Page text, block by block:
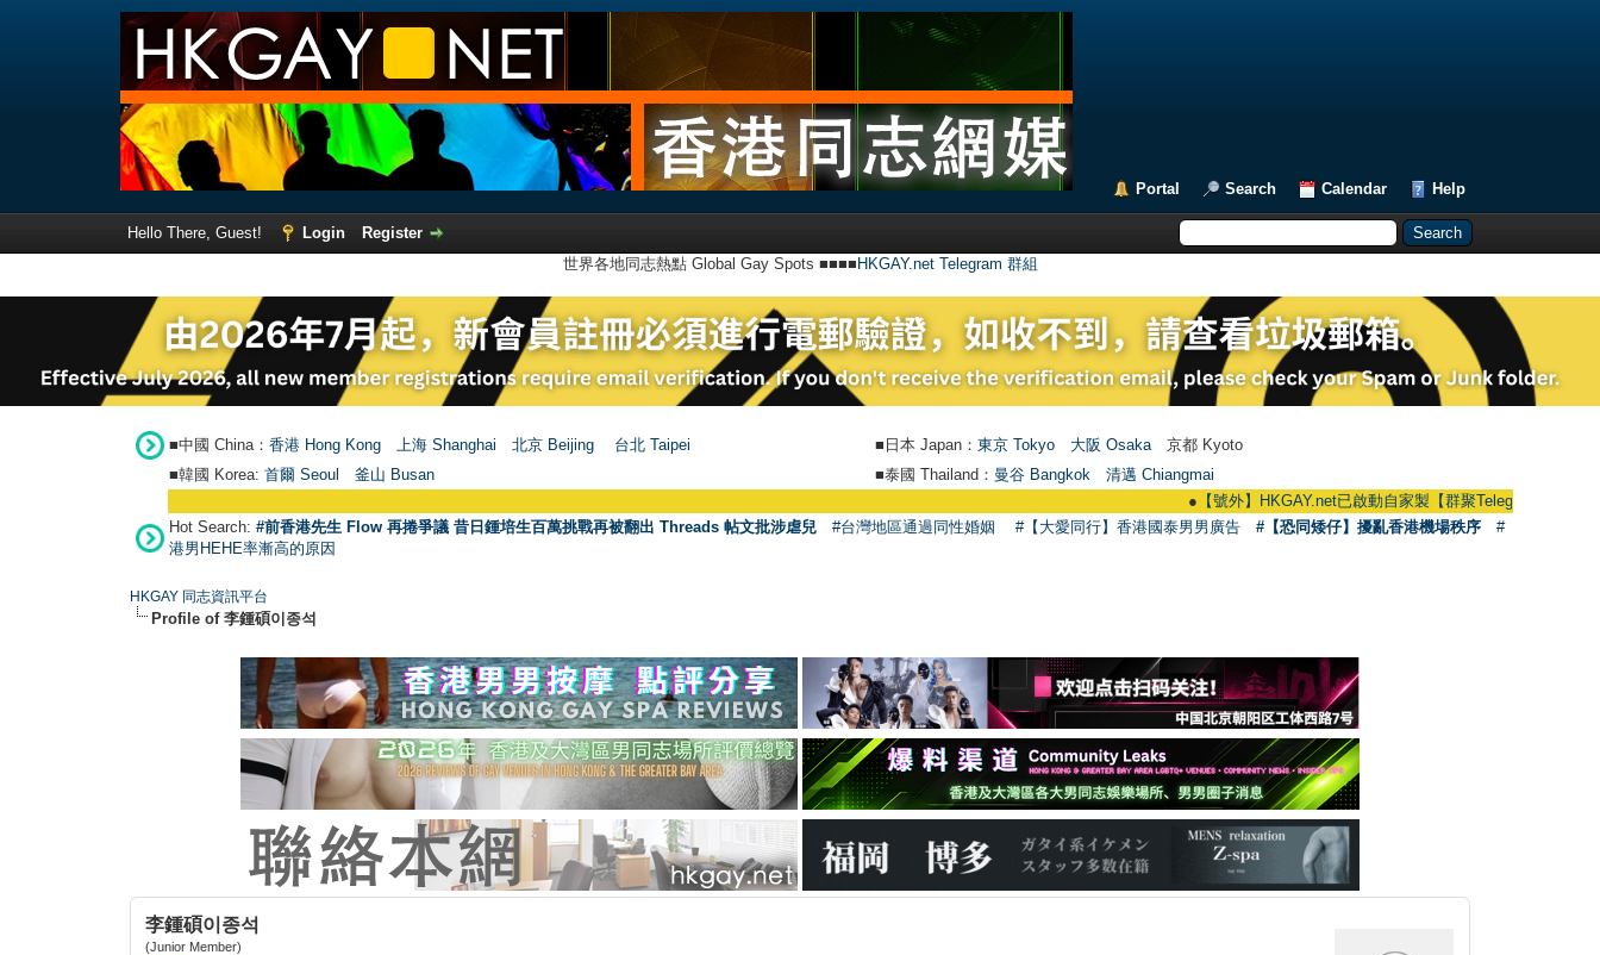
Portal Search Calendar Help
Hello There, Guest! Login
Register
世界各地同志熱點 Global Gay Spots ■■■■ HKGAY.net Telegram 群組
■中國 China： 香港 Hong Kong 上海 Shanghai 北京 Beijing 台北 Taipei ■日本 Japan： 東京 Tokyo 大阪 Osaka 京都 Kyoto
■韓國 Korea: 首爾 Seou 釜山 Busan ■泰國 Thailand： 曼谷 Bangkok
清邁 Chiangmai
【號外】HKGAY.net已啟動自家製【群聚Telegram群組】
Hot Search: #前香港先生 Flow 再捲爭議 昔日鍾培生百萬挑戰再被翻出 Threads 帖文批涉虐兒 #台灣地區通過同性婚姻 #【大愛同行】香港國泰男男廣告 #【恐同矮仔】擾亂香港機場秩序
#
港男HEHE率漸高的原因
HKGAY 同志資訊平台
Profile of 李鍾碩이종석
李鍾碩이종석
(Junior Member)